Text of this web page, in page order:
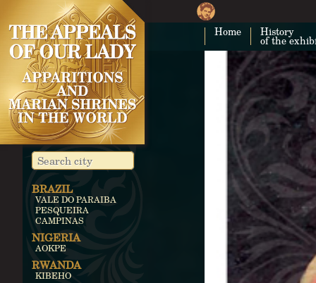
Home History
of the
BRAZIL
VALE DO PARAIBA
PESQUEIRA
CAMPINAS
NIGERIA
AOKPE
RWANDA
KIBEHO